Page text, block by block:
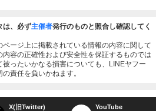
は、必ず主催者発行のものと照合し確認してく
ージ上に掲載されている情報の内容に関して
容の正確性および安全性を保証するものでは
ったいかなる損害についても、LINEヤフー
責任を負いかねます。
X(旧Twitter) YouTube